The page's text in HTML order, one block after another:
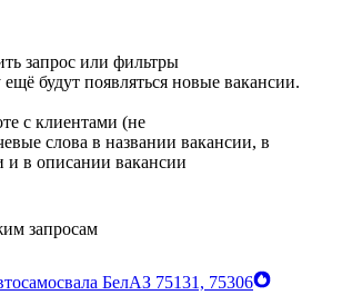
запрос или фильтры
будут появляться новые вакансии.
с клиентами (не
слова в названии вакансии, в
и в описании вакансии
запросам
БелАЗ 75131, 75306